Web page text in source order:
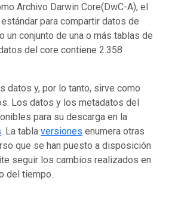
Archivo Darwin Core(DwC-A), el
para compartir datos de
un conjunto de una o más tablas de
del core contiene 2.358
datos y, por lo tanto, sirve como
Los datos y los metadatos del
para su descarga en la
. La tabla versiones enumera otras
que se han puesto a disposición
seguir los cambios realizados en
del tiempo.